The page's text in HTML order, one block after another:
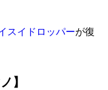
スイドロッパーが復
】